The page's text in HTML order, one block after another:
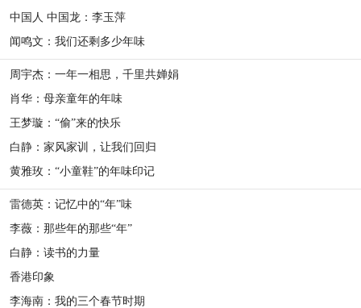
中国人 中国龙：李玉萍
闻鸣文：我们还剩多少年味
周宇杰：一年一相思，千里共婵娟
肖华：母亲童年的年味
王梦璇：“偷”来的快乐
白静：家风家训，让我们回归
黄雅玫：“小童鞋”的年味印记
雷德英：记忆中的“年”味
李薇：那些年的那些“年”
白静：读书的力量
香港印象
李海南：我的三个春节时期